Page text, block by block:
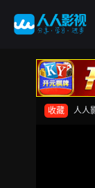
收藏 人人